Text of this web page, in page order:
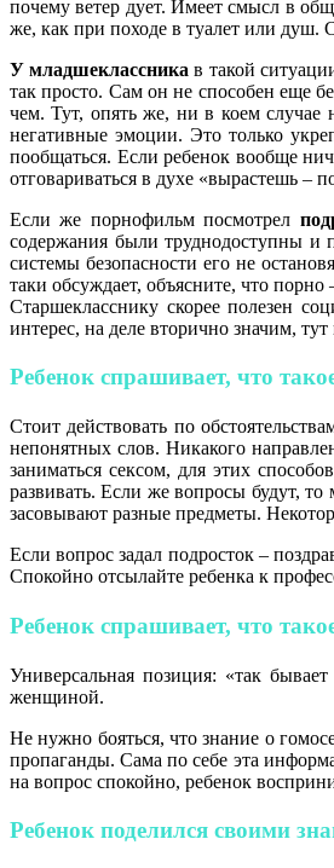
почему ветер дует. Имеет смысл в
же, как при походе в туалет или душ.
У младшеклассника в такой
так просто. Сам он не способен еще
чем. Тут, опять же, ни в коем случае
негативные эмоции. Это только
пообщаться. Если ребенок вообще
отговариваться в духе «вырастешь –
Если же порнофильм посмотрел
содержания были труднодоступны и
системы безопасности его не
таки обсуждает, объясните, что
Старшекласснику скорее полезен
интерес, на деле вторично значим,
Ребенок спрашивает, что
Стоит действовать по
непонятных слов. Никакого
заниматься сексом, для этих
развивать. Если же вопросы будут,
засовывают разные предметы.
Если вопрос задал подросток –
Спокойно отсылайте ребенка к
Ребенок спрашивает, что
Универсальная позиция: «так
женщиной.
Не нужно бояться, что знание о
пропаганды. Сама по себе эта
на вопрос спокойно, ребенок
Ребенок поделился своими